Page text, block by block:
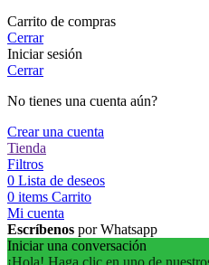
Carrito de compras
Cerrar
Iniciar sesión
Cerrar
No tienes una cuenta aún?
Crear una cuenta
Tienda
Filtros
0 Lista de deseos
0 items Carrito
Mi cuenta
Escríbenos por Whatsapp
Iniciar una conversación